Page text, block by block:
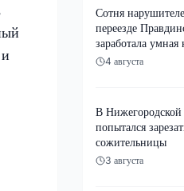
Сотня
переезде
заработала умная
4 августа
В Нижегородской
попытался
сожительницы
3 августа